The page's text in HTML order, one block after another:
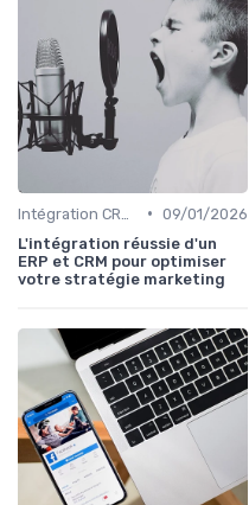
• 09/01/2026
L'intégration réussie d'un
ERP et CRM pour optimiser
votre stratégie marketing